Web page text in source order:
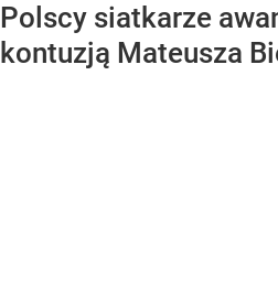
Polscy siatkarze
kontuzją Mateusza